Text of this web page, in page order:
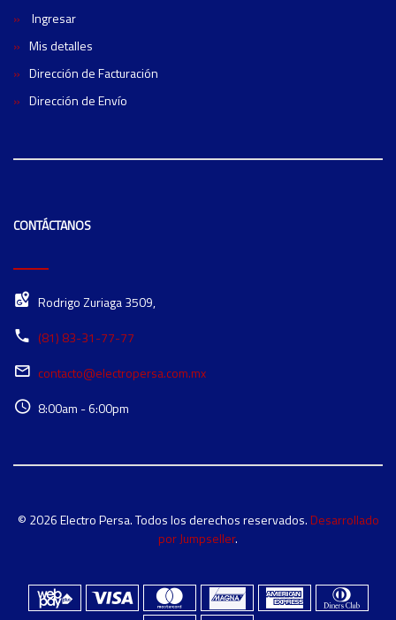
Ingresar
Mis detalles
Dirección de Facturación
Dirección de Envío
CONTÁCTANOS
Rodrigo Zuriaga 3509,
(81) 83-31-77-77
contacto@electropersa.com.mx
8:00am - 6:00pm
© 2026 Electro Persa. Todos los derechos reservados. Desarrollado
por Jumpseller.